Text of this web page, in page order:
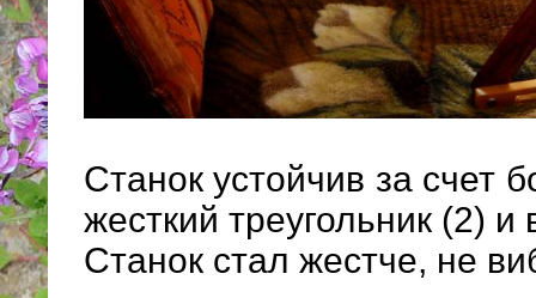
Станок устойчив за счет
жесткий треугольник (2)
Станок стал жестче, не